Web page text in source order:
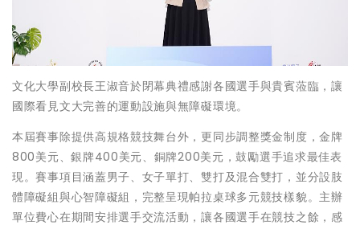
文化大學副校長王淑音於閉幕典禮感謝各國選手與貴賓蒞臨，讓
國際看見文大完善的運動設施與無障礙環境。
本屆賽事除提供高規格競技舞台外，更同步調整獎金制度，金牌
800美元、銀牌400美元、銅牌200美元，鼓勵選手追求最佳表
現。賽事項目涵蓋男子、女子單打、雙打及混合雙打，並分設肢
體障礙組與心智障礙組，完整呈現帕拉桌球多元競技樣貌。主辦
單位費心在期間安排選手交流活動，讓各國選手在競技之餘，感